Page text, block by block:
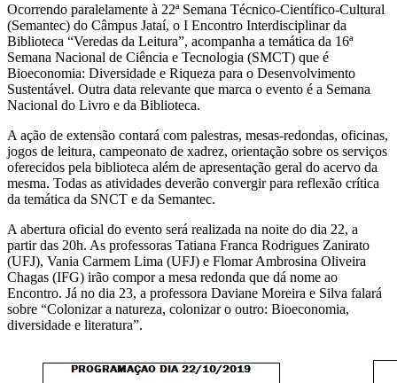
Ocorrendo paralelamente à 22ª Semana Técnico-Científico-Cultural
(Semantec) do Câmpus Jataí, o I Encontro Interdisciplinar da
Biblioteca “Veredas da Leitura”, acompanha a temática da 16ª
Semana Nacional de Ciência e Tecnologia (SMCT) que é
Bioeconomia: Diversidade e Riqueza para o Desenvolvimento
Sustentável. Outra data relevante que marca o evento é a Semana
Nacional do Livro e da Biblioteca.
A ação de extensão contará com palestras, mesas-redondas, oficinas,
jogos de leitura, campeonato de xadrez, orientação sobre os serviços
oferecidos pela biblioteca além de apresentação geral do acervo da
mesma. Todas as atividades deverão convergir para reflexão crítica
da temática da SNCT e da Semantec.
A abertura oficial do evento será realizada na noite do dia 22, a
partir das 20h. As professoras Tatiana Franca Rodrigues Zanirato
(UFJ), Vania Carmem Lima (UFJ) e Flomar Ambrosina Oliveira
Chagas (IFG) irão compor a mesa redonda que dá nome ao
Encontro. Já no dia 23, a professora Daviane Moreira e Silva falará
sobre “Colonizar a natureza, colonizar o outro: Bioeconomia,
diversidade e literatura”.